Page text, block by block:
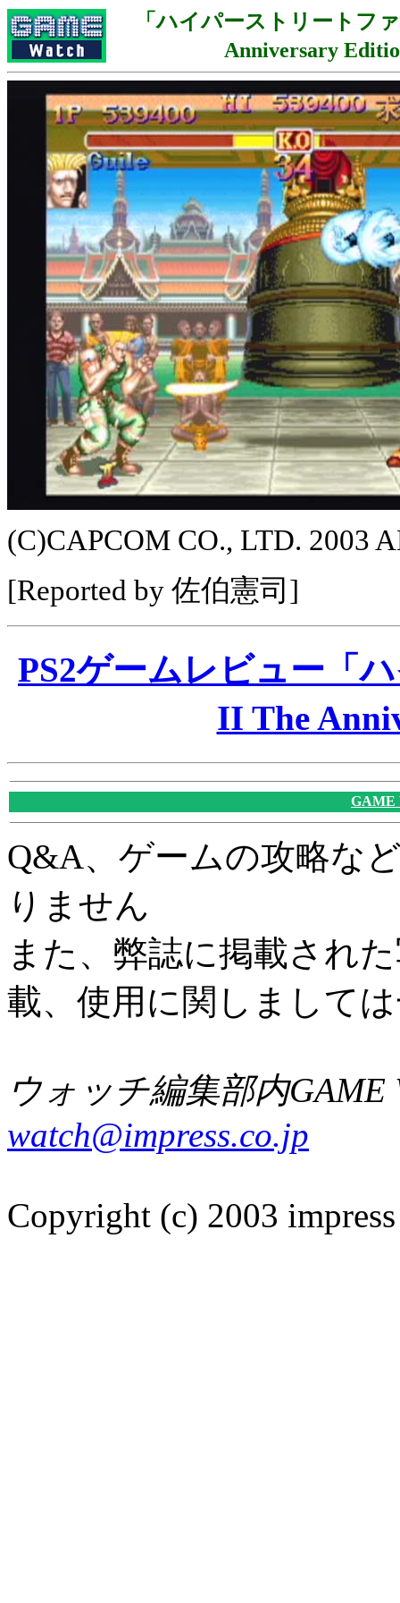
「ハイパーストリートフ
Anniversary
(C)CAPCOM CO., LTD. 2003
[Reported by 佐伯憲司]
PS2ゲームレビュー「
II The
GAME
Q&A、ゲームの攻略な
りません
また、弊誌に掲載され
載、使用に関しまして
ウォッチ編集部内GAME
watch@impress.co.jp
Copyright (c) 2003